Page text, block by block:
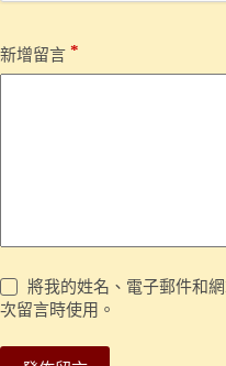
新增留言 *
將我的姓名、電子郵件和
次留言時使用。